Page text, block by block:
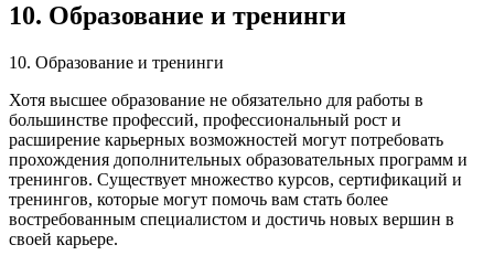
10. Образование и тренинги
10. Образование и тренинги
Хотя высшее образование не обязательно для работы в
большинстве профессий, профессиональный рост и
расширение карьерных возможностей могут потребовать
прохождения дополнительных образовательных программ и
тренингов. Существует множество курсов, сертификаций и
тренингов, которые могут помочь вам стать более
востребованным специалистом и достичь новых вершин в
своей карьере.